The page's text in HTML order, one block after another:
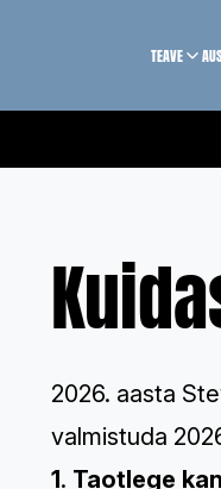
TEAVE
2026. aasta
valmistuda
1. Taotlege